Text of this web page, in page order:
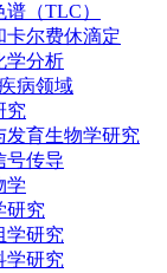
（TLC）
卡尔费休滴定
学分析
病领域
究
发育生物学研究
号传导
学
研究
学研究
学研究